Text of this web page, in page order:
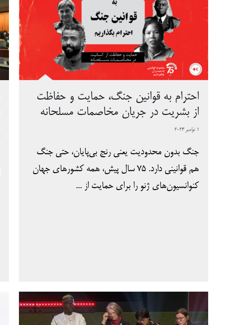
احترام به قوانین جنگ، حمایت و حفاظت
از بشریت در جریان مخاصمات مسلحانه
1 نوامبر 2024
جنگ بدون محدودیت یعنی رنج بی‌پایان، حتی جنگ
هم قوانینی دارد. 75 سال پیش، همه کشورهای جهان
کنوانسیون‌های ژنو را برای حمایت از ...